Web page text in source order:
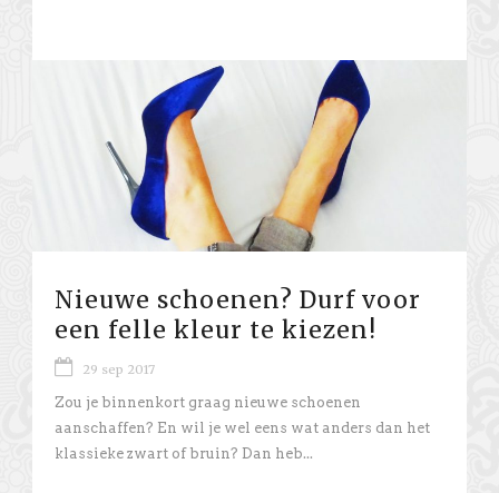
Nieuwe schoenen? Durf voor
een felle kleur te kiezen!
29 sep 2017
Zou je binnenkort graag nieuwe schoenen
aanschaffen? En wil je wel eens wat anders dan het
klassieke zwart of bruin? Dan heb...